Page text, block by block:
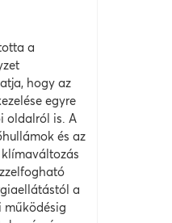
a
hogy az
egyre
oldalról is. A
és az
a
működésig